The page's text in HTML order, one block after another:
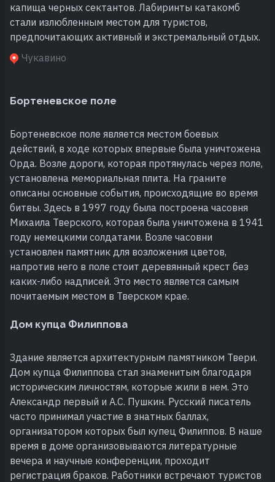
капища черных сектантов. Лабиринты катакомб
стали излюбленным местом для туристов,
предпочитающих активный и экстремальный отдых.
Чукавино
Бортеневское поле
Бортеневское поле является местом боевых
действий, в ходе которых впервые была уничтожена
Орда. Возле дороги, которая протянулась через поле,
установлена мемориальная плита. На граните
описаны основные события, происходящие во время
битвы. Здесь в 1997 году была построена часовня
Михаила Тверского, которая была уничтожена в 1941
году немецкими солдатами. Возле часовни
установлен памятник для возложения цветов,
напротив него в поле стоит деревянный крест без
каких-либо надписей. Это место является самым
почитаемым местом в Тверском крае.
Дом купца Филиппова
Здание является архитектурным памятником Твери.
Дом купца Филиппова стал знаменитым благодаря
историческим личностям, которые жили в нем. Это
Александр первый и А.С. Пушкин. Русский писатель
часто принимал участие в знатных баллах,
организатором которых был купец Филиппов. В наше
время в доме организовываются литературные
вечера и научные конференции, проходит
регистрация браков. Работники встречают туристов